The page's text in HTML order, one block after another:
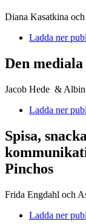
Diana Kasatkina
Ladda ner
Den
Jacob Hede &
Ladda ner
Spisa,
Pinchos
Frida Engdahl och
Ladda ner